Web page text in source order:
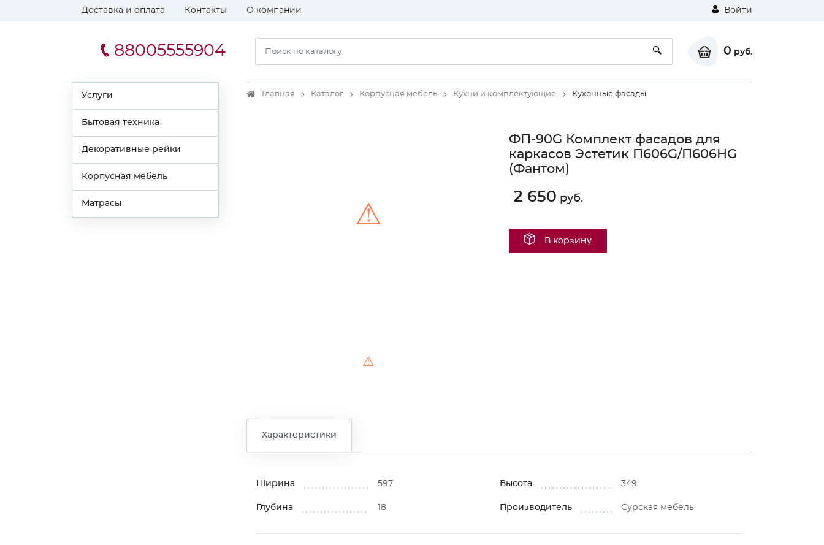
Доставка и оплата Контакты О компании Войти
88005555904 0 руб.
Услуги
Бытовая техника
Декоративные рейки
Корпусная мебель
Матрасы
Главная Каталог Корпусная мебель Кухни и комплектующие Кухонные фасады
⚠
⚠
ФП-90G Комплект фасадов для
каркасов Эстетик П606G/П606HG
(Фантом)
2 650 руб.
В корзину
Характеристики
Ширина 597 Высота 349
Глубина 18 Производитель Сурская мебель